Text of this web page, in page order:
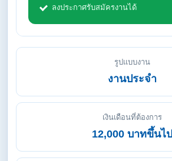
ลงประกาศรับสมัครงานได้
รูปแบบงาน
งานประจำ
เงินเดือนที่ต้องการ
12,000 บาทขึ้นไป